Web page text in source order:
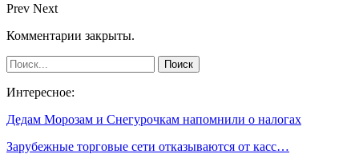
Prev Next
Комментарии закрыты.
Интересное:
Дедам Морозам и Снегурочкам напомнили о налогах
Зарубежные торговые сети отказываются от касс…